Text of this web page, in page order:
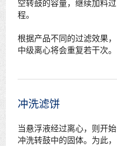
空转鼓的容量，继续加料过
程。
根据产品不同的过滤效果，
中级离心将会重复若干次。
冲洗滤饼
当悬浮液经过离心，则开始
冲洗转鼓中的固体。为此，